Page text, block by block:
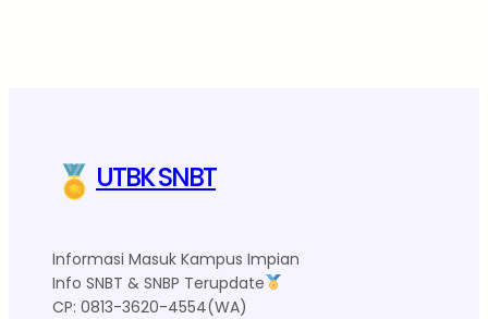
UTBK SNBT
Informasi Masuk Kampus Impian
Info SNBT & SNBP Terupdate
CP: 0813-3620-4554(WA)